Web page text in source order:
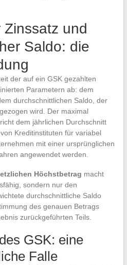
und
Saldo: die
der auf ein GSK gezahlten
Parametern ab: dem
durchschnittlichen Saldo, der
wird. Der maximal
dem jährlichen Durchschnitt
Kreditinstituten für variabel
mit einer ursprünglichen
angewendet werden.
Höchstbetrag macht
sondern nur den
durchschnittliche Saldo
des genauen Betrags
zurückgeführten Teils.
GSK: eine
Falle